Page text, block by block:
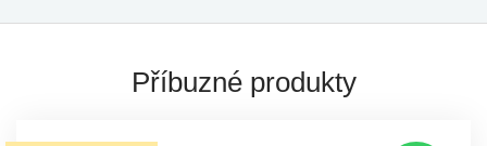
Příbuzné produkty